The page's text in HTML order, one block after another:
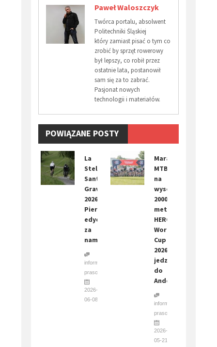
Paweł Waloszczyk
Twórca portalu, absolwent
Politechniki Śląskiej
który zamiast pisać o tym co
zrobić by sprzęt rowerowy
był lepszy, co robił przez
ostatnie lata, postanowił
sam się za to zabrać.
Pasjonat nowych
technologii i materiałów.
POWIĄZANE POSTY
La
Stelvio
Santini
Gravel
2026.
Pierwsza
edycja
za
nami
informacja
prasowa
2026-
06-08
Maraton
MTB
na
wysokości
2000
metrów.
HERO
World
Cup
2026
jedzie
do
Andory
informacja
prasowa
2026-
05-21